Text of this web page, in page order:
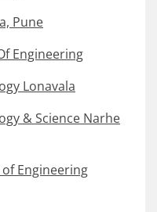
Pune
Engineering
Lonavala
& Science Narhe
Engineering